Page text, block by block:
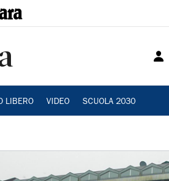
LIBERO VIDEO SCUOLA 2030